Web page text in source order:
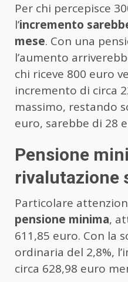
Per chi percepisce
l’incremento
mese. Con una
l’aumento
chi riceve 800 euro
incremento di circa
massimo, restando
euro, sarebbe di 28
Pensione
rivalutazione
Particolare
pensione minima,
611,85 euro. Con la
ordinaria del 2,8%,
circa 628,98 euro